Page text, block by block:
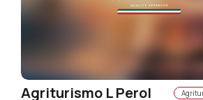
Agriturismo L Perol